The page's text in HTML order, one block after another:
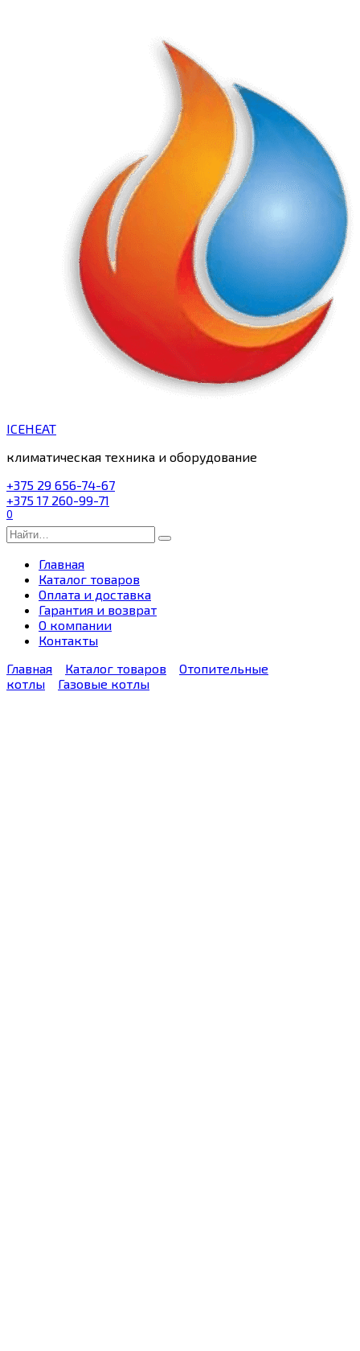
ICEHEAT
климатическая техника и оборудование
+375 29 656-74-67
+375 17 260-99-71
0
Search
for:
Главная
Каталог товаров
Оплата и доставка
Гарантия и возврат
О компании
Контакты
Главная
Каталог товаров
Отопительные
котлы
Газовые котлы